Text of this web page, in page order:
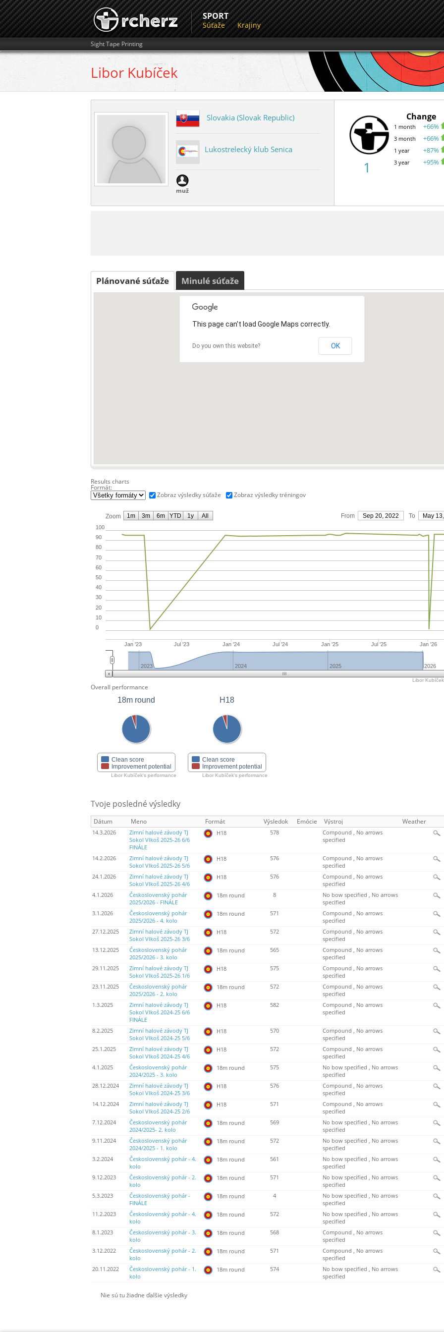
SPORT
Súťaže Krajiny
Sight Tape Printing
Libor Kubíček
Slovakia (Slovak Republic)
Lukostrelecký klub Senica
muž
1
Change
1 month
3 month
1 year
3 year
+66%
+66%
+87%
+95%
Plánované súťaže Minulé súťaže
This page can't load Google Maps correctly.
Do you own this website? OK
Results charts
Formát:
Zobraz výsledky súťaže
Zobraz výsledky tréningov
Zoom From Sep 20, 2022 To May
Jan '23 Jul '23 Jan '24 Jul '24 Jan '25 Jul '25 Jan '26
0
10
20
30
40
50
60
70
80
90
100
2023 2024 2025 2026
1m 3m 6m YTD 1y All
Libor
Overall performance
18m round
Clean score
Improvement potential
Libor Kubíček's performance
H18
Clean score
Improvement potential
Libor Kubíček's performance
Tvoje posledné výsledky
Dátum Meno Formát Výsledok Emócie Výstroj Weather
14.3.2026
Zimní halové závody TJ
Sokol Vlkoš 2025-26 6/6
FINÁLE
H18 578
Compound , No arrows
specified
14.2.2026
Zimní halové závody TJ
Sokol Vlkoš 2025-26 5/6
H18 576
Compound , No arrows
specified
24.1.2026
Zimní halové závody TJ
Sokol Vlkoš 2025-26 4/6
H18 576
Compound , No arrows
specified
4.1.2026
Československý pohár
2025/2026 - FINÁLE
18m round 8
No bow specified , No arrows
specified
3.1.2026
Československý pohár
2025/2026 - 4. kolo
18m round 571
Compound , No arrows
specified
27.12.2025
Zimní halové závody TJ
Sokol Vlkoš 2025-26 3/6
H18 572
Compound , No arrows
specified
13.12.2025
Československý pohár
2025/2026 - 3. kolo
18m round 565
Compound , No arrows
specified
29.11.2025
Zimní halové závody TJ
Sokol Vlkoš 2025-26 1/6
H18 575
Compound , No arrows
specified
23.11.2025
Československý pohár
2025/2026 - 2. kolo
18m round 572
Compound , No arrows
specified
1.3.2025
Zimní halové závody TJ
Sokol Vlkoš 2024-25 6/6
FINÁLE
H18 582
Compound , No arrows
specified
8.2.2025
Zimní halové závody TJ
Sokol Vlkoš 2024-25 5/6
H18 570
Compound , No arrows
specified
25.1.2025
Zimní halové závody TJ
Sokol Vlkoš 2024-25 4/6
H18 572
Compound , No arrows
specified
4.1.2025
Československý pohár
2024/2025 - 3. kolo
18m round 575
No bow specified , No arrows
specified
28.12.2024
Zimní halové závody TJ
Sokol Vlkoš 2024-25 3/6
H18 576
Compound , No arrows
specified
14.12.2024
Zimní halové závody TJ
Sokol Vlkoš 2024-25 2/6
H18 571
Compound , No arrows
specified
7.12.2024
Československý pohár
2024/2025- 2. kolo
18m round 569
No bow specified , No arrows
specified
9.11.2024
Československý pohár
2024/2025 - 1. kolo
18m round 572
No bow specified , No arrows
specified
3.2.2024
Československý pohár - 4.
kolo
18m round 561
No bow specified , No arrows
specified
9.12.2023
Československý pohár - 2.
kolo
18m round 571
No bow specified , No arrows
specified
5.3.2023
Československý pohár -
FINÁLE
18m round 4
No bow specified , No arrows
specified
11.2.2023
Československý pohár - 4.
kolo
18m round 572
No bow specified , No arrows
specified
8.1.2023
Československý pohár - 3.
kolo
18m round 568
Compound , No arrows
specified
3.12.2022
Československý pohár - 2.
kolo
18m round 571
Compound , No arrows
specified
20.11.2022
Československý pohár - 1.
kolo
18m round 574
No bow specified , No arrows
specified
Nie sú tu žiadne ďalšie výsledky